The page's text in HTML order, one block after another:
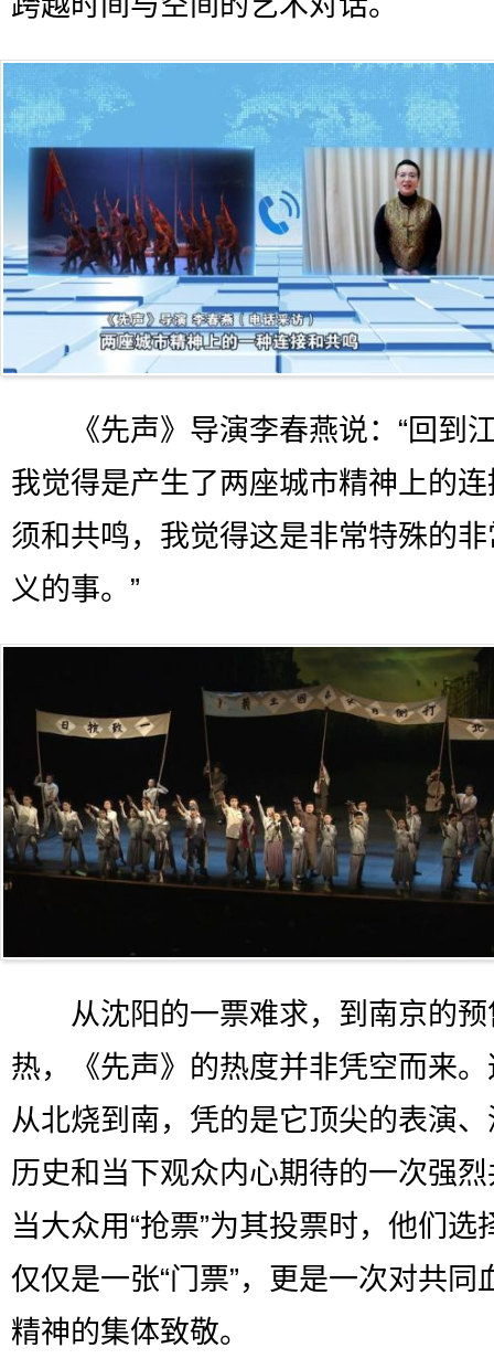
《先声》导演李春燕说：“回到
我觉得是产生了两座城市精神上的
须和共鸣，我觉得这是非常特殊的
义的事。”
从沈阳的一票难求，到南京的预
热，《先声》的热度并非凭空而来
从北烧到南，凭的是它顶尖的表演
历史和当下观众内心期待的一次强
当大众用“抢票”为其投票时，他们选
仅仅是一张“门票”，更是一次对共同
精神的集体致敬。